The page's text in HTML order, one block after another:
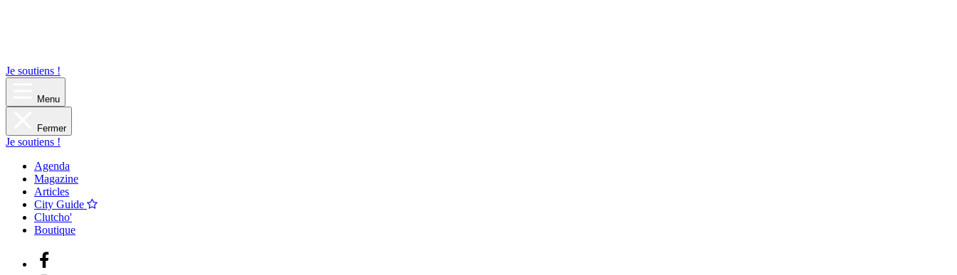
Je soutiens !
Menu
Fermer
Je soutiens !
Agenda
Magazine
Articles
City Guide
Clutcho'
Boutique